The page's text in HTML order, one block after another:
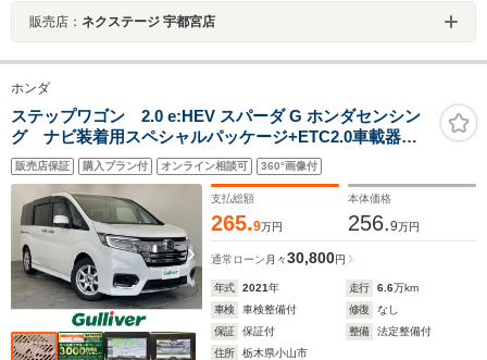
販売店： ネクステージ 宇都宮店
ホンダ
ステップワゴン 2.0 e:HEV スパーダ G ホンダセンシン
グ ナビ装着用スペシャルパッケージ+ETC2.0車載器
Honda SENSING わくわくゲート フロント・フルオ
ートエアコンディショナー+リア・マニュアルクーラー
16インチアルミホイール
販売店保証 購入プラン付 オンライン相談可 360°画像付
支払総額
265.9万円
本体価格
256.9万円
通常ローン 月々30,800円
年式 2021年 走行 6.6万km
車検
車検整備付 修復
なし
保証
保証付 整備
法定整備付
住所
栃木県小山市